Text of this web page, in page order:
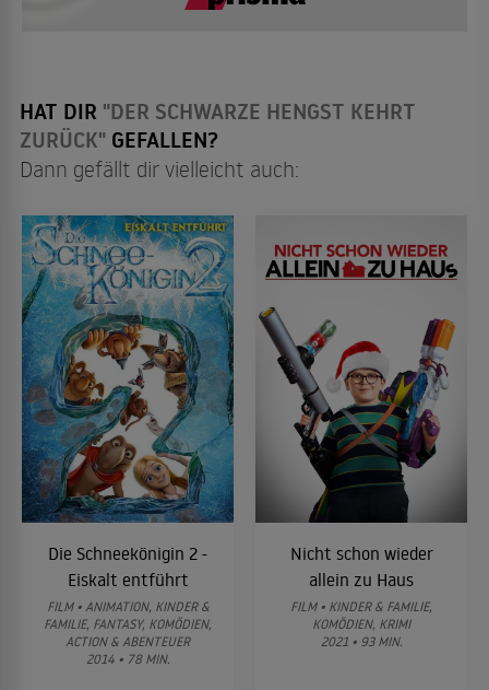
HAT DIR "DER SCHWARZE HENGST KEHRT
ZURÜCK" GEFALLEN?
Dann gefällt dir vielleicht auch:
Die Schneekönigin 2 -
Eiskalt entführt
FILM • ANIMATION, KINDER &
FAMILIE, FANTASY, KOMÖDIEN,
ACTION & ABENTEUER
2014 • 78 MIN.
Nicht schon wieder
allein zu Haus
FILM • KINDER & FAMILIE,
KOMÖDIEN, KRIMI
2021 • 93 MIN.